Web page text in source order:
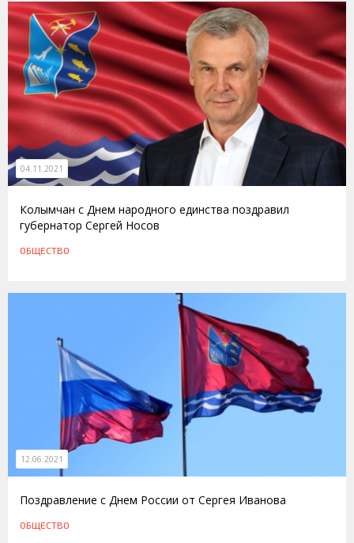
04.11.2021
Колымчан с Днем народного единства поздравил
губернатор Сергей Носов
ОБЩЕСТВО
12.06.2021
Поздравление с Днем России от Сергея Иванова
ОБЩЕСТВО